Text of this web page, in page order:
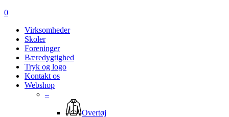
Menu
search
account
0
Virksomheder
Skoler
Foreninger
Bæredygtighed
Tryk og logo
Kontakt os
Webshop
–
Overtøj